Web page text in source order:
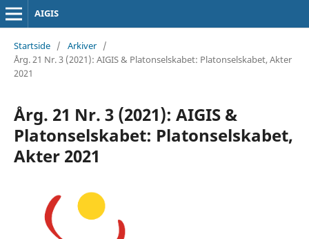
AIGIS
Startside / Arkiver /
Årg. 21 Nr. 3 (2021): AIGIS & Platonselskabet: Platonselskabet, Akter
2021
Årg. 21 Nr. 3 (2021): AIGIS &
Platonselskabet: Platonselskabet,
Akter 2021